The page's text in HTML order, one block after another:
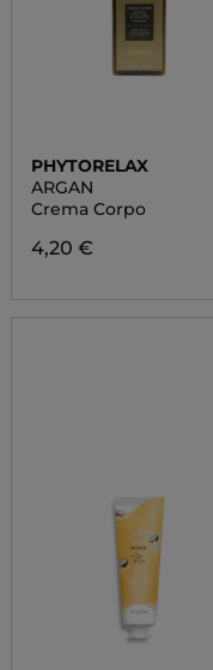
PHYTORELAX
ARGAN
Crema Corpo
4,20 €